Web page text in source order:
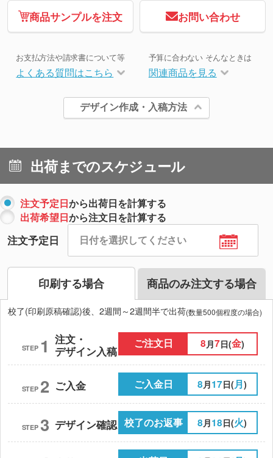
商品サンプルを注文 お問い合わせ
お支払方法や請求書について等
よくある質問はこちら
予算に合わない そんなときは
関連商品を見る
デザイン作成・入稿方法
出荷までのスケジュール
注文予定日から出荷日を計算する
出荷希望日から注文日を計算する
注文予定日
印刷する場合 商品のみ注文する場合
校了(印刷原稿確認)後、2週間～2週間半で出荷(数量500個程度の場合)
STEP 1 注文・
デザイン入稿
ご注文日 8 月7日(金)
STEP 2 ご入金 ご入金日 8月17日(月)
STEP 3 デザイン確認 校了のお返事 8月18日(火)